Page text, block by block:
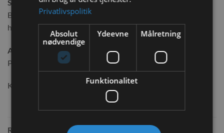
Sammensætning:
Birkeblade 38%, hasselnøddeblade, brændenælderod,
hasselnøddetræ, svampe 5%
Analyse:
Protein 15,1%, fedt 5,2%, fibre 17,3%, aske 6,9%, vand 9,9%.
Kølig og tør opbevaring
RELATEREDE VARER
Privatlivspolitik
Absolut
nødvendige
Ydeevne Målretning
Funktionalitet